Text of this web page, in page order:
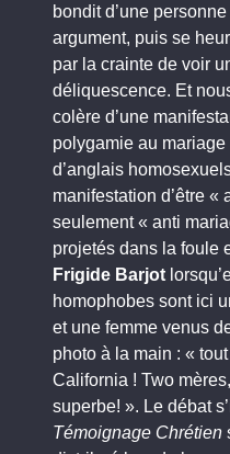
bondit d’une
argument, puis se
par la crainte de voir
déliquescence. Et
colère d’une
polygamie au
d’anglais
manifestation d’être «
seulement « anti
projetés dans la foule
Frigide Barjot
homophobes sont ici
et une femme venus
photo à la main : «
California ! Two
superbe! ». Le débat
Témoignage Chrétien